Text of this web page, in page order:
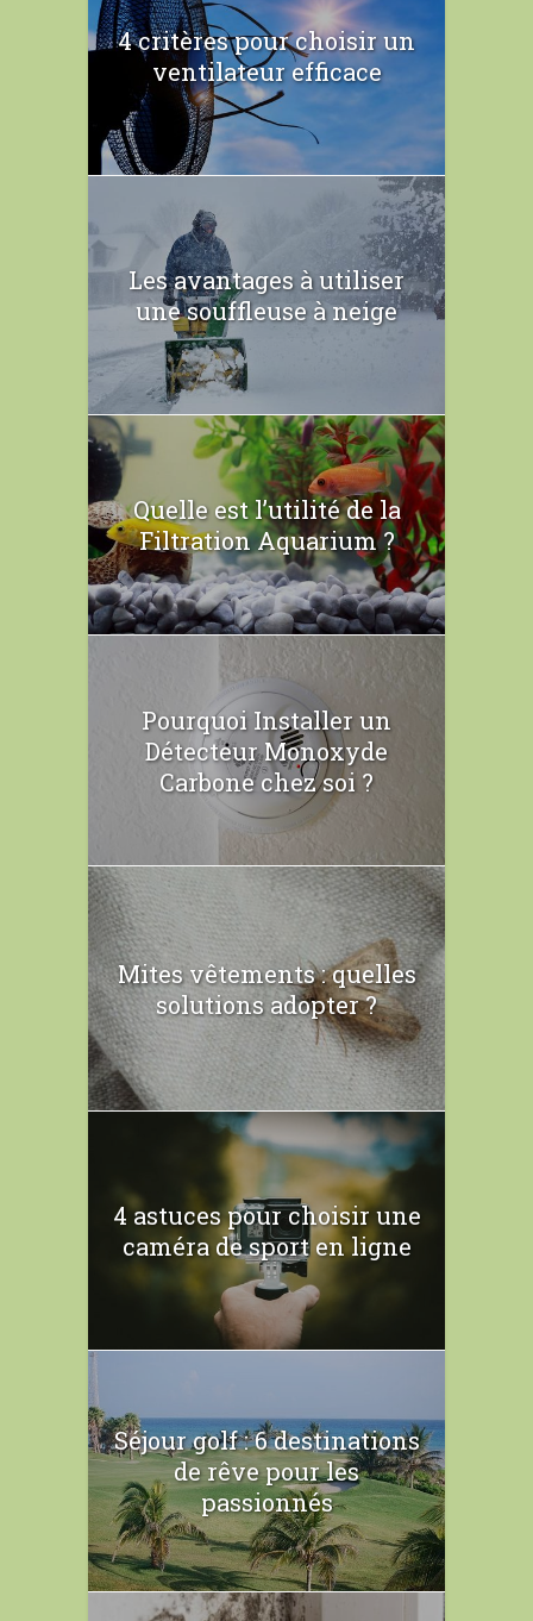
4 critères pour choisir un
ventilateur efficace
Les avantages à utiliser
une souffleuse à neige
Quelle est l’utilité de la
Filtration Aquarium ?
Pourquoi Installer un
Détecteur Monoxyde
Carbone chez soi ?
Mites vêtements : quelles
solutions adopter ?
4 astuces pour choisir une
caméra de sport en ligne
Séjour golf : 6 destinations
de rêve pour les
passionnés